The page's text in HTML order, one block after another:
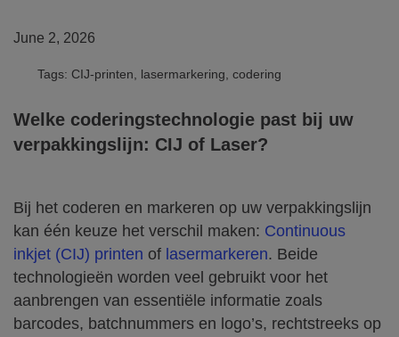
June 2, 2026
Tags: CIJ-printen, lasermarkering, codering
Welke coderingstechnologie past bij uw
verpakkingslijn: CIJ of Laser?
Bij het coderen en markeren op uw verpakkingslijn
kan één keuze het verschil maken: Continuous
inkjet (CIJ) printen of lasermarkeren. Beide
technologieën worden veel gebruikt voor het
aanbrengen van essentiële informatie zoals
barcodes, batchnummers en logo’s, rechtstreeks op